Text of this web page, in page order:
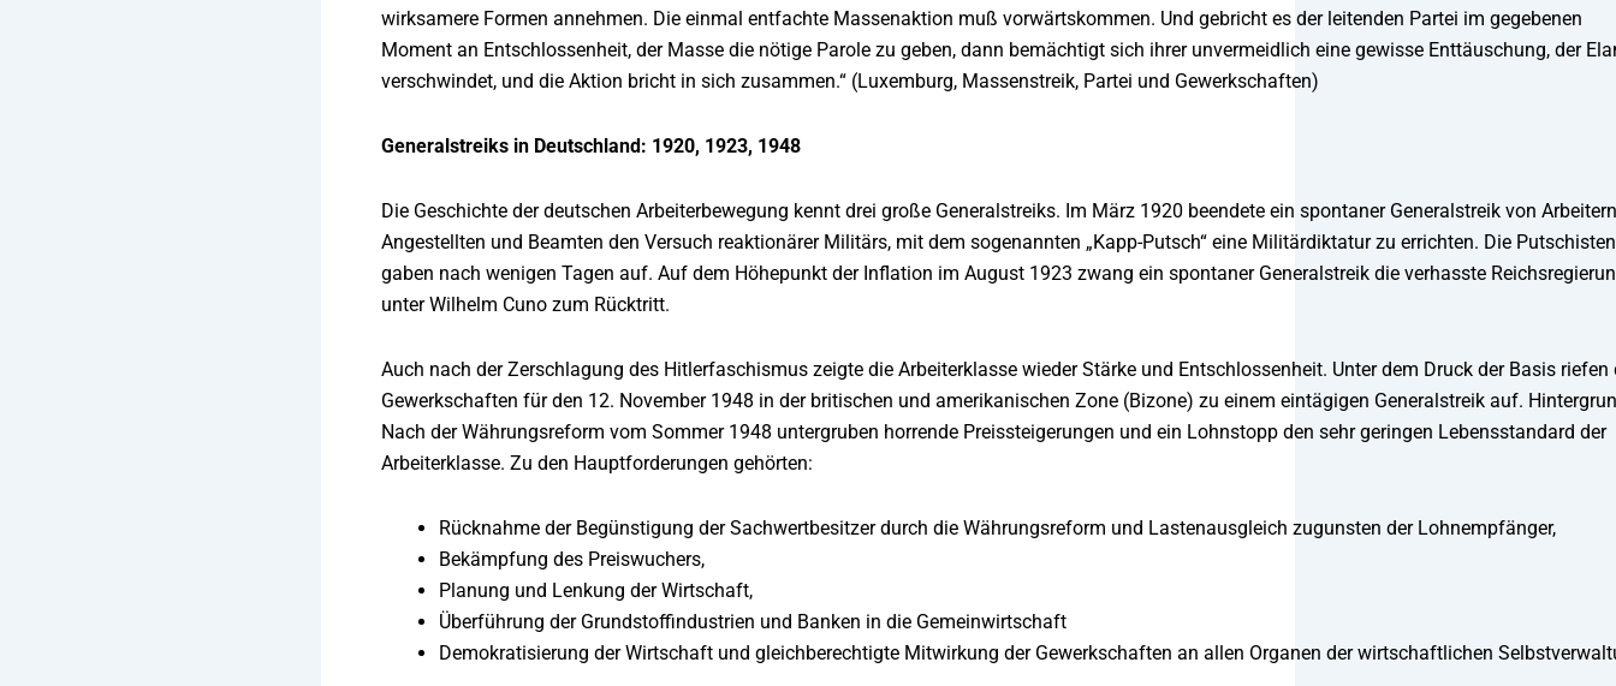
wirksamere Formen annehmen. Die einmal entfachte Massenaktion muß vorwärtskommen. Und gebricht es der leitenden Partei im gegebenen
Moment an Entschlossenheit, der Masse die nötige Parole zu geben, dann bemächtigt sich ihrer unvermeidlich eine gewisse Enttäuschung, der
verschwindet, und die Aktion bricht in sich zusammen.“ (Luxemburg, Massenstreik, Partei und Gewerkschaften)
Generalstreiks in Deutschland: 1920, 1923, 1948
Die Geschichte der deutschen Arbeiterbewegung kennt drei große Generalstreiks. Im März 1920 beendete ein spontaner Generalstreik von
Angestellten und Beamten den Versuch reaktionärer Militärs, mit dem sogenannten „Kapp-Putsch“ eine Militärdiktatur zu errichten. Die Putschisten
gaben nach wenigen Tagen auf. Auf dem Höhepunkt der Inflation im August 1923 zwang ein spontaner Generalstreik die verhasste
unter Wilhelm Cuno zum Rücktritt.
Auch nach der Zerschlagung des Hitlerfaschismus zeigte die Arbeiterklasse wieder Stärke und Entschlossenheit. Unter dem Druck der Basis riefen
Gewerkschaften für den 12. November 1948 in der britischen und amerikanischen Zone (Bizone) zu einem eintägigen Generalstreik auf.
Nach der Währungsreform vom Sommer 1948 untergruben horrende Preissteigerungen und ein Lohnstopp den sehr geringen Lebensstandard der
Arbeiterklasse. Zu den Hauptforderungen gehörten:
Rücknahme der Begünstigung der Sachwertbesitzer durch die Währungsreform und Lastenausgleich zugunsten der Lohnempfänger,
Bekämpfung des Preiswuchers,
Planung und Lenkung der Wirtschaft,
Überführung der Grundstoffindustrien und Banken in die Gemeinwirtschaft
Demokratisierung der Wirtschaft und gleichberechtigte Mitwirkung der Gewerkschaften an allen Organen der wirtschaftlichen